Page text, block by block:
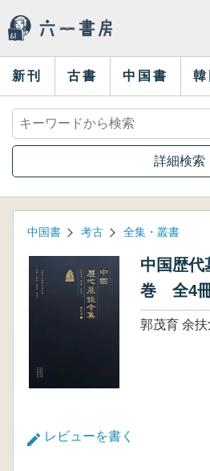
新刊 古書 中国書 韓
詳細検索
中国書 考古 全集・叢書
中国歴
巻 全4
郭茂育 余
レビューを書く